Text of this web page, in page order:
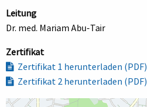
Leitung
Dr. med. Mariam Abu-Tair
Zertifikat
Zertifikat 1 herunterladen (PDF)
Zertifikat 2 herunterladen (PDF)